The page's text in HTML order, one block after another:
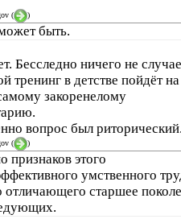
( )
быть.
Бесследно ничего не
тренинг в детстве пойдёт на
закоренелому
вопрос был
( )
признаков этого
умственного
отличающего старшее